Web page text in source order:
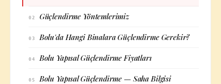
02 Güçlendirme Yöntemlerimiz
03 Bolu'da Hangi Binalara Güçlendirme Gerekir?
04 Bolu Yapısal Güçlendirme Fiyatları
05 Bolu Yapısal Güçlendirme — Saha Bilgisi